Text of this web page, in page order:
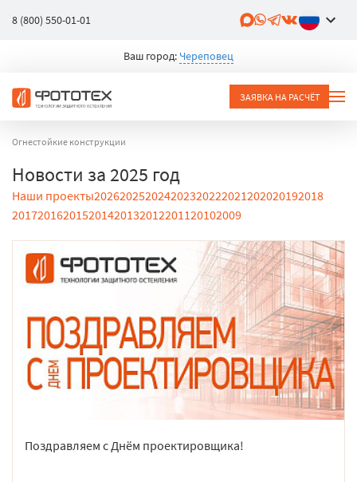
8 (800) 550-01-01
Ваш город: Череповец
ЗАЯВКА НА РАСЧЁТ
Огнестойкие конструкции
Новости за 2025 год
Наши проекты202620252024202320222021202020192018
201720162015201420132012201120102009
Поздравляем с Днём проектировщика!